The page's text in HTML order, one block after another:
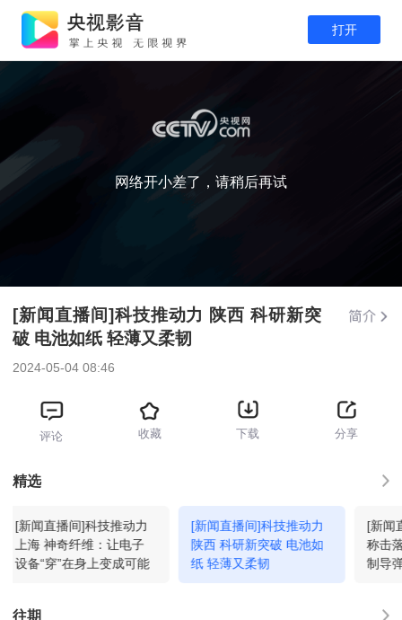
打开
网络开小差了，请稍后再试
[新闻直播间]科技推动力 陕西 科研新突
破 电池如纸 轻薄又柔韧
2024-05-04 08:46
评论 收藏 下载 分享
精选
[新闻直播间]科技推动力
上海 神奇纤维：让电子
设备“穿”在身上变成可能
[新闻直播间]科技推动力
陕西 科研新突破 电池如
纸 轻薄又柔韧
[新闻
称击
制导
往期
04:35
05:00 新闻直播间